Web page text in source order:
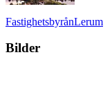
FastighetsbyrånLerum
Bilder